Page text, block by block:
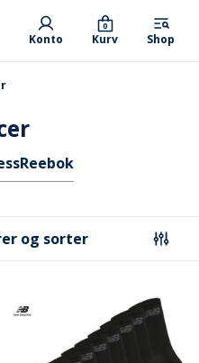
Konto Kurv
0
Shop
Reebok
og sorter